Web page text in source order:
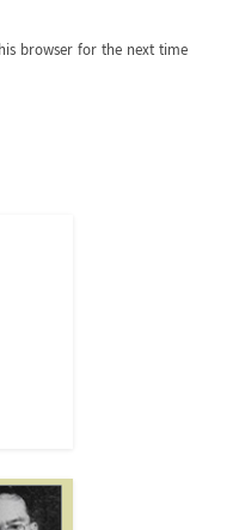
browser for the next time